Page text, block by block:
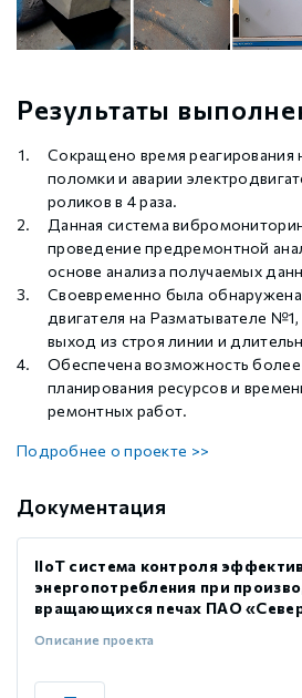
Результаты
Сокращено время реагирования
поломки и аварии
роликов в 4 раза.
Данная система
проведение предремонтной
основе анализа получаемых
Своевременно была обнаружена
двигателя на Разматывателе
выход из строя линии и
Обеспечена возможность более
планирования ресурсов и
ремонтных работ.
Подробнее о проекте >>
Документация
IIoT система контроля
энергопотребления при
вращающихся печах ПАО
Описание проекта